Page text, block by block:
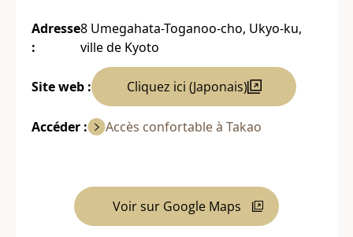
Adresse
:
8 Umegahata-Toganoo-cho, Ukyo-ku,
ville de Kyoto
Site web : Cliquez ici (Japonais)
Accéder : Accès confortable à Takao
Voir sur Google Maps